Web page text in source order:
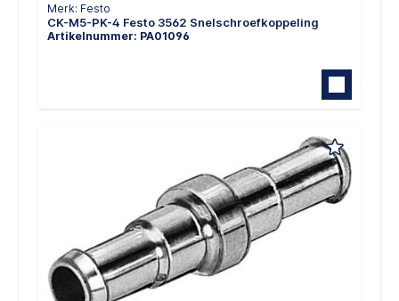
Merk: Festo
CK-M5-PK-4 Festo 3562 Snelschroefkoppeling
Artikelnummer: PA01096